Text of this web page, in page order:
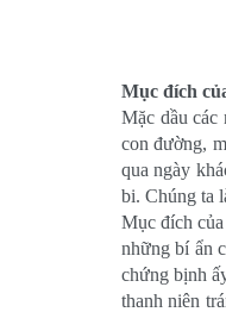
Mục đích
Mặc dầu các
con đường,
qua ngày
bi. Chúng ta
Mục đích
những bí ẩn
chứng bịnh
thanh niên